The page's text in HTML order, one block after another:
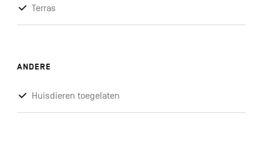
Terras
ANDERE
Huisdieren toegelaten